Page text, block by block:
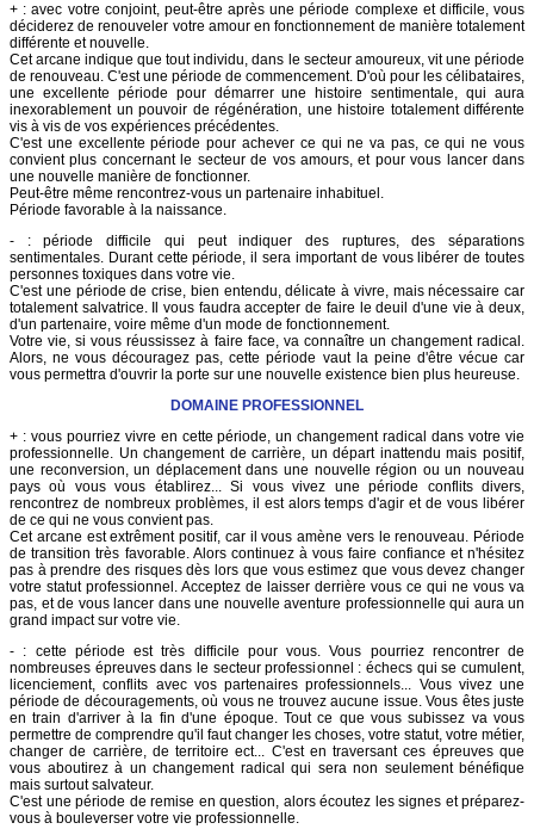
+ : avec votre conjoint, peut-être après une période complexe et difficile, vous
déciderez de renouveler votre amour en fonctionnement de manière totalement
différente et nouvelle.
Cet arcane indique que tout individu, dans le secteur amoureux, vit une période
de renouveau. C'est une période de commencement. D'où pour les célibataires,
une excellente période pour démarrer une histoire sentimentale, qui aura
inexorablement un pouvoir de régénération, une histoire totalement différente
vis à vis de vos expériences précédentes.
C'est une excellente période pour achever ce qui ne va pas, ce qui ne vous
convient plus concernant le secteur de vos amours, et pour vous lancer dans
une nouvelle manière de fonctionner.
Peut-être même rencontrez-vous un partenaire inhabituel.
Période favorable à la naissance.
- : période difficile qui peut indiquer des ruptures, des séparations
sentimentales. Durant cette période, il sera important de vous libérer de toutes
personnes toxiques dans votre vie.
C'est une période de crise, bien entendu, délicate à vivre, mais nécessaire car
totalement salvatrice. Il vous faudra accepter de faire le deuil d'une vie à deux,
d'un partenaire, voire même d'un mode de fonctionnement.
Votre vie, si vous réussissez à faire face, va connaître un changement radical.
Alors, ne vous découragez pas, cette période vaut la peine d'être vécue car
vous permettra d'ouvrir la porte sur une nouvelle existence bien plus heureuse.
DOMAINE PROFESSIONNEL
+ : vous pourriez vivre en cette période, un changement radical dans votre vie
professionnelle. Un changement de carrière, un départ inattendu mais positif,
une reconversion, un déplacement dans une nouvelle région ou un nouveau
pays où vous vous établirez... Si vous vivez une période conflits divers,
rencontrez de nombreux problèmes, il est alors temps d'agir et de vous libérer
de ce qui ne vous convient pas.
Cet arcane est extrêment positif, car il vous amène vers le renouveau. Période
de transition très favorable. Alors continuez à vous faire confiance et n'hésitez
pas à prendre des risques dès lors que vous estimez que vous devez changer
votre statut professionnel. Acceptez de laisser derrière vous ce qui ne vous va
pas, et de vous lancer dans une nouvelle aventure professionnelle qui aura un
grand impact sur votre vie.
- : cette période est très difficile pour vous. Vous pourriez rencontrer de
nombreuses épreuves dans le secteur professionnel : échecs qui se cumulent,
licenciement, conflits avec vos partenaires professionnels... Vous vivez une
période de découragements, où vous ne trouvez aucune issue. Vous êtes juste
en train d'arriver à la fin d'une époque. Tout ce que vous subissez va vous
permettre de comprendre qu'il faut changer les choses, votre statut, votre métier,
changer de carrière, de territoire ect... C'est en traversant ces épreuves que
vous aboutirez à un changement radical qui sera non seulement bénéfique
mais surtout salvateur.
C'est une période de remise en question, alors écoutez les signes et préparez-
vous à bouleverser votre vie professionnelle.